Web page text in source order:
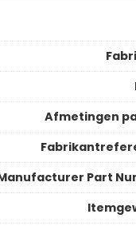
Afmetingen
Part